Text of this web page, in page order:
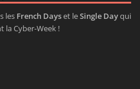
les French Dayset leSingle Dayqui
la Cyber-Week !